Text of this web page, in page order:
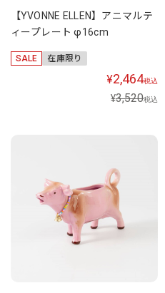
【YVONNE ELLEN】アニマルテ
ィープレート φ16cm
SALE 在庫限り
¥2,464税込
¥3,520税込